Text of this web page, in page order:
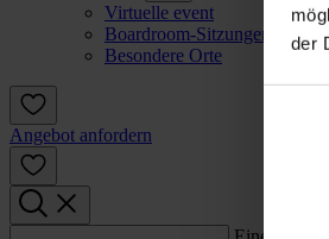
der
Virtuelle event
Boardroom-Sitzungen
Besondere Orte
Angebot anfordern